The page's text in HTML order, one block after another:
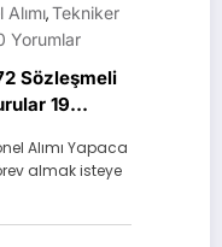
,Tekniker
Yorumlar
Sözleşmeli
19
Alımı Yapaca
almak isteye